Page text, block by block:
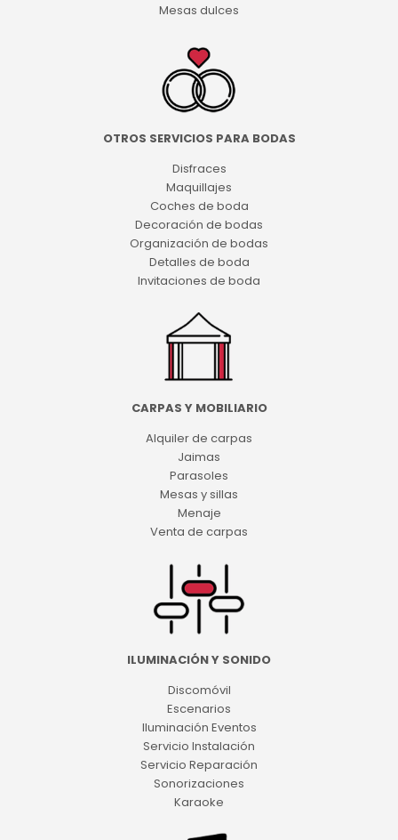
Mesas dulces
OTROS SERVICIOS PARA BODAS
Disfraces
Maquillajes
Coches de boda
Decoración de bodas
Organización de bodas
Detalles de boda
Invitaciones de boda
CARPAS Y MOBILIARIO
Alquiler de carpas
Jaimas
Parasoles
Mesas y sillas
Menaje
Venta de carpas
ILUMINACIÓN Y SONIDO
Discomóvil
Escenarios
Iluminación Eventos
Servicio Instalación
Servicio Reparación
Sonorizaciones
Karaoke